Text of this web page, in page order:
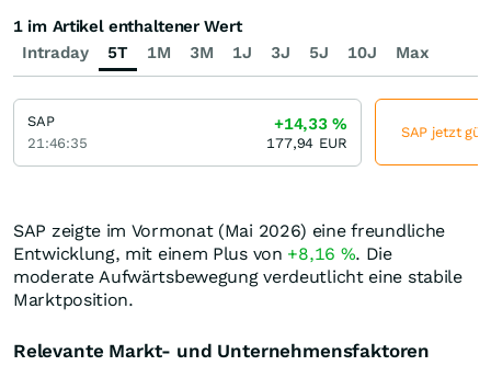
SAP zeigte im Vormonat (Mai 2026) eine freundliche
Entwicklung, mit einem Plus von +8,16 %. Die
moderate Aufwärtsbewegung verdeutlicht eine stabile
Marktposition.
Relevante Markt- und Unternehmensfaktoren
Intraday 5T 1M 3M 1J 3J 5J 10J Max
1 im Artikel enthaltener Wert
SAP
21:46:35
+14,33%
177,94 EUR
SAP jetzt